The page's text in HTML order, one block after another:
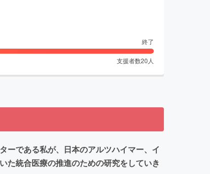
終了
支援者数20 人
ーである私が、日本のアルツハイマー、イ
た統合医療の推進のための研究をしていき